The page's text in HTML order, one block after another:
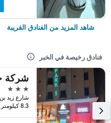
شاهد المزيد من الفنادق القريبة
فنادق رخيصة في الخبر
3 نجوم
8.3 كيلومتر عن وسط المدينة